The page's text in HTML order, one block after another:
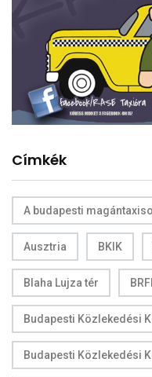
Címkék
A budapesti
Ausztria BKIK
Blaha Lujza tér
Budapesti Közlekedési
Budapesti Közlekedési